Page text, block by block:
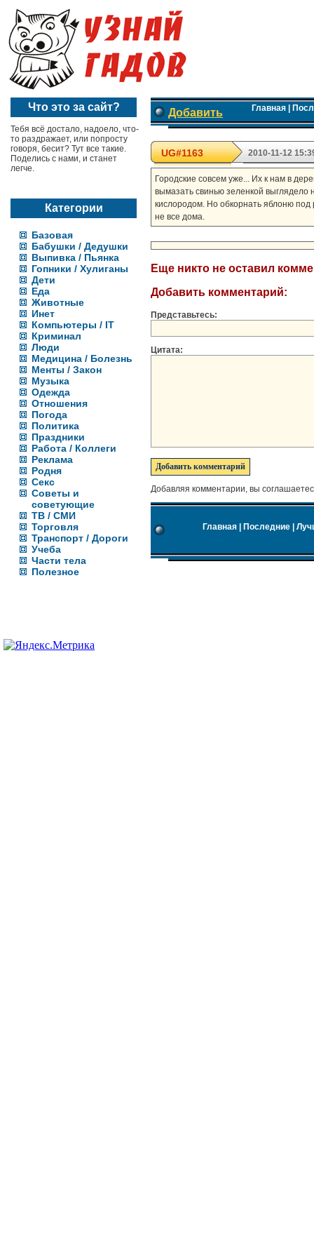
Что это за сайт?
Тебя всё достало, надоело, что-
то раздражает, или попросту
говоря, бесит? Тут все такие.
Поделись с нами, и станет
легче.
Категории
Базовая
Бабушки / Дедушки
Выпивка / Пьянка
Гопники / Хулиганы
Дети
Еда
Животные
Инет
Компьютеры / IT
Криминал
Люди
Медицина / Болезнь
Менты / Закон
Музыка
Одежда
Отношения
Погода
Политика
Праздники
Работа / Коллеги
Реклама
Родня
Секс
Советы и
советующие
ТВ / СМИ
Торговля
Транспорт / Дороги
Учеба
Части тела
Полезное
Добавить Главная|
UG#1163 2010-11-12
Городские совсем уже... Их к нам в
вымазать свинью зеленкой выглядело
кислородом. Но обкорнать яблоню под
не все дома.
Еще никто не оставил
Добавить комментарий:
Представьтесь:
Цитата:
Добавляя комментарии, вы
Главная Последние